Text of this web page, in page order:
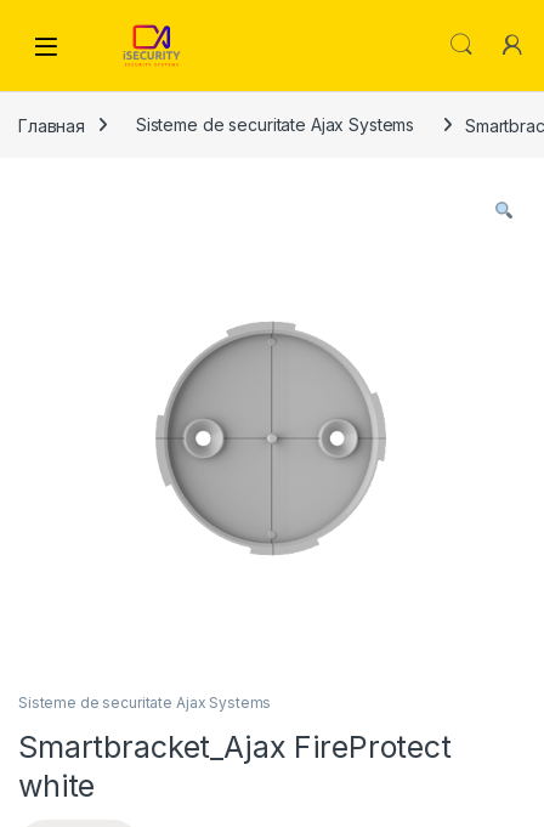
Главная Sisteme de securitate Ajax Systems
Sisteme de securitate Ajax Systems
Smartbracket_Ajax FireProtect
white